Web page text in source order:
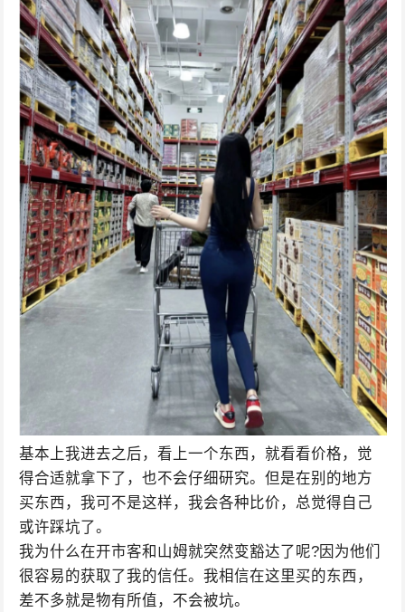
基本上我进去之后，看上一个东西，就看看价格，觉
得合适就拿下了，也不会仔细研究。但是在别的地方
买东西，我可不是这样，我会各种比价，总觉得自己
或许踩坑了。
我为什么在开市客和山姆就突然变豁达了呢?因为他们
很容易的获取了我的信任。我相信在这里买的东西，
差不多就是物有所值，不会被坑。